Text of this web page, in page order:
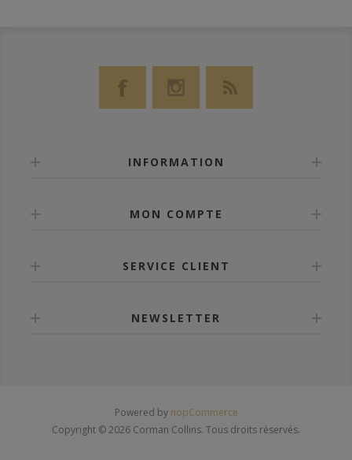
INFORMATION
MON COMPTE
SERVICE CLIENT
NEWSLETTER
Powered by nopCommerce
Copyright © 2026 Corman Collins. Tous droits réservés.